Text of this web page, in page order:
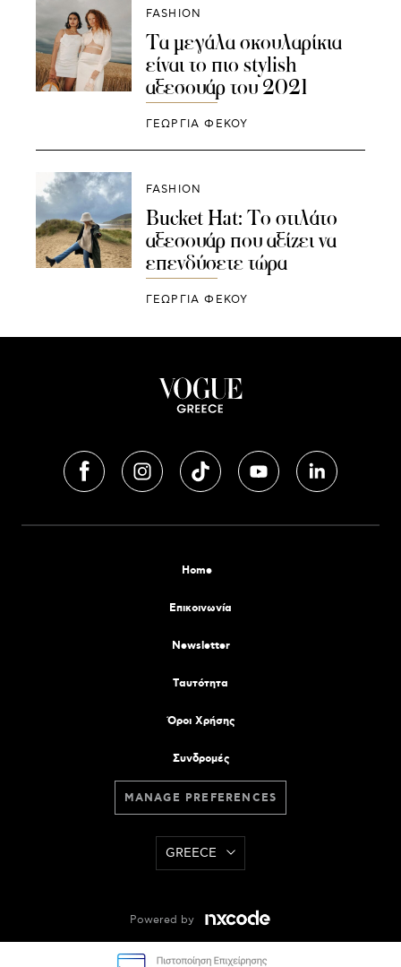
FASHION
Τα μεγάλα σκουλαρίκια
είναι το πιο stylish
αξεσουάρ του 2021
ΓΕΩΡΓΙΑ ΦΕΚΟΥ
FASHION
Bucket Hat: Το στιλάτο
αξεσουάρ που αξίζει να
επενδύσετε τώρα
ΓΕΩΡΓΙΑ ΦΕΚΟΥ
Home
Επικοινωνία
Newsletter
Tαυτότητα
Όροι Χρήσης
Συνδρομές
MANAGE PREFERENCES
GREECE
Powered by